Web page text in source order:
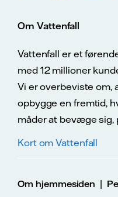
Om Vattenfall
Vattenfall er et
med 12 millioner
Vi er overbeviste om,
opbygge en fremtid,
måder at bevæge sig,
Kort om Vattenfall
Om hjemmesiden |